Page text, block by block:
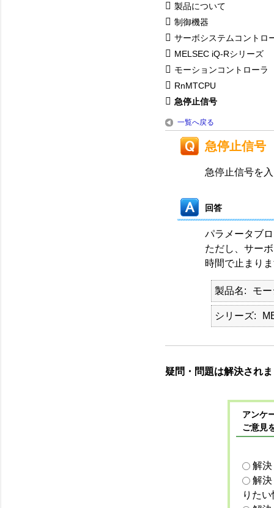
製品について
制御機器
サーボシステムコントロ
MELSEC iQ-Rシリーズ
モーションコントローラ
RnMTCPU
急停止信号
一覧へ戻る
急停止信号
急停止信号を
回答
パラメータブ
ただし、サー
時間で止まり
製品名 モ
シリーズ
疑問・問題は解決され
アンケ
ご意見
解
解
りた